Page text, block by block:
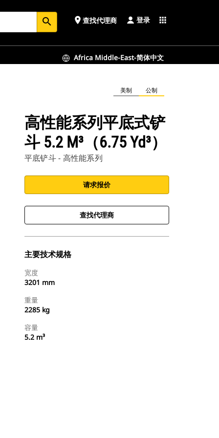
search place 查找代理商 登录 apps
Africa Middle-East-简体中文
美制 公制
高性能系列平底式铲
斗 5.2 M³（6.75 Yd³）
平底铲斗 - 高性能系列
请求报价
查找代理商
主要技术规格
宽度
3201 mm
重量
2285 kg
容量
5.2 m³